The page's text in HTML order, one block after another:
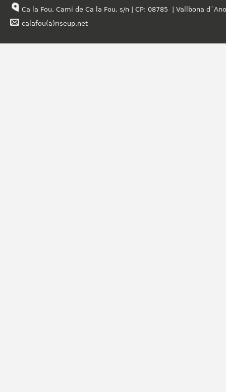
Ca la Fou, Camí de Ca la Fou, s/n | CP: 08785 | Vallbona
calafou(a)riseup.net